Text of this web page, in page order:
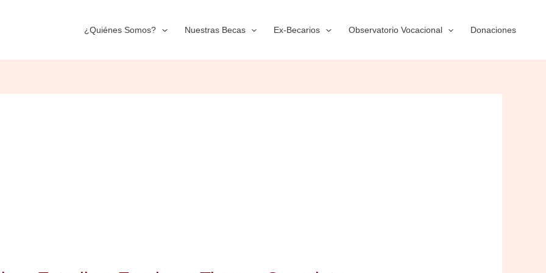
¿Quiénes Somos? Nuestras Becas Ex-Becarios Observatorio Vocacional Donaciones